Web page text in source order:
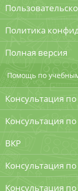
Политика
Полная версия
Помощь по
Консультация
Консультация
ВКР
Консультация
Консультация